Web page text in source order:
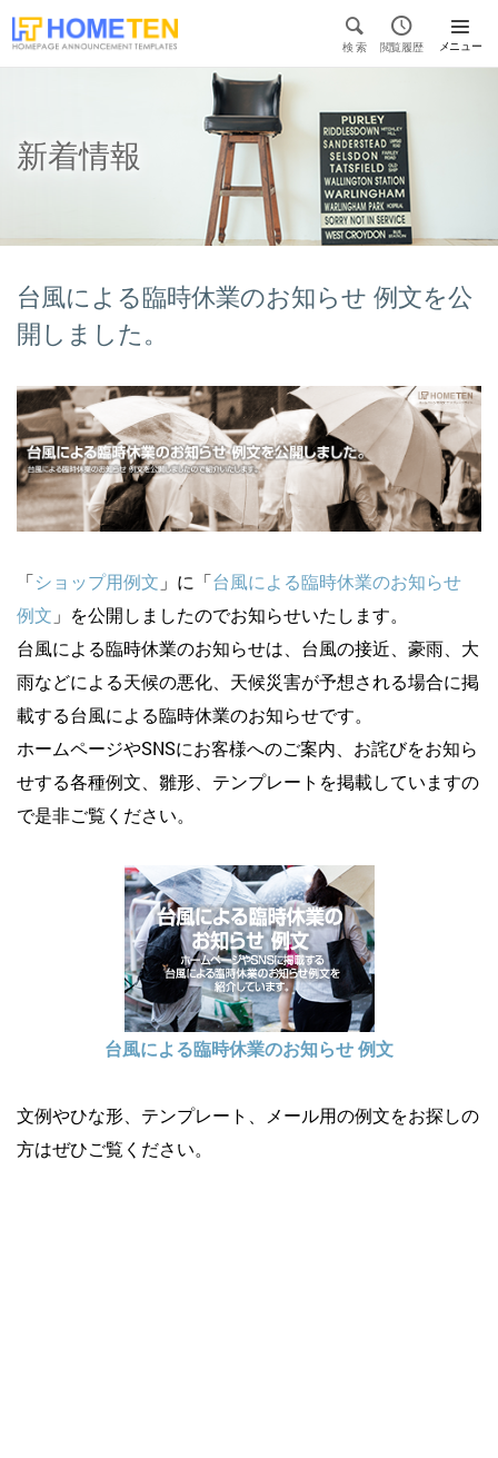

検 索

閲覧履歴 メニュー

新着情報
台風による臨時休業のお知らせ 例文を公
開しました。
「ショップ用例文 」に「台風による臨時休業のお知らせ
例文 」を公開しましたのでお知らせいたします。
台風による臨時休業のお知らせは、台風の接近、豪雨、大
雨などによる天候の悪化、天候災害が予想される場合に掲
載する台風による臨時休業のお知らせです。
ホームページやSNSにお客様へのご案内、お詫びをお知ら
せする各種例文、雛形、テンプレートを掲載していますの
で是非ご覧ください。
台風による臨時休業のお知らせ 例文
文例やひな形、テンプレート、メール用の例文をお探しの
方はぜひご覧ください。